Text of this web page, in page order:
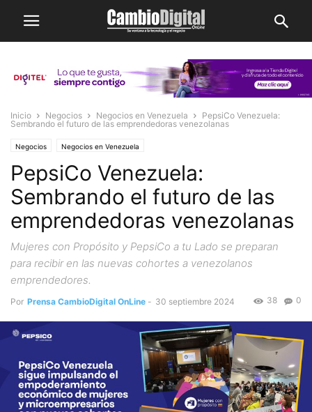
Inicio Negocios Negocios en Venezuela
PepsiCo Venezuela:
Sembrando el futuro de las emprendedoras venezolanas
Negocios Negocios en Venezuela
PepsiCo Venezuela:
Sembrando el futuro de las
emprendedoras venezolanas
Mujeres con Propósito y PepsiCo a tu Lado se preparan
para recibir en las nuevas cohortes a venezolanos
emprendedores.
Por Prensa CambioDigital OnLine - 30 septiembre 2024 0
38